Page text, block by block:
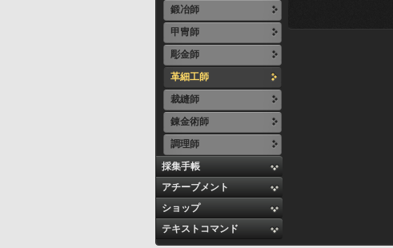
鍛冶師
甲冑師
彫金師
革細工師
裁縫師
錬金術師
調理師
採集手帳
アチーブメント
ショップ
テキストコマンド